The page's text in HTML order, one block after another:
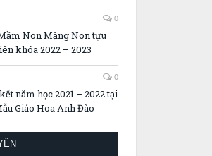
0
Non Măng Non tựu
khóa 2022 – 2023
0
năm học 2021 – 2022 tại
Giáo Hoa Anh Đào